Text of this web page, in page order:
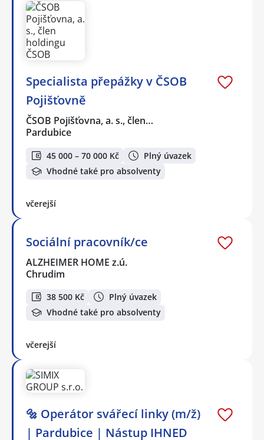
Specialista přepážky v ČSOB
Pojišťovně
ČSOB Pojišťovna, a. s., člen…
Pardubice
45 000 – 70 000 Kč
Plný úvazek
Vhodné také pro absolventy
včerejší
Sociální pracovník/ce
ALZHEIMER HOME z.ú.
Chrudim
38 500 Kč
Plný úvazek
Vhodné také pro absolventy
včerejší
🔩 Operátor svářecí linky (m/ž)
| Pardubice | Nástup IHNED